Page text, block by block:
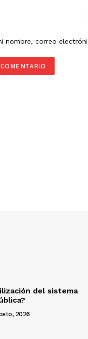
nombre, correo
del sistema
2026